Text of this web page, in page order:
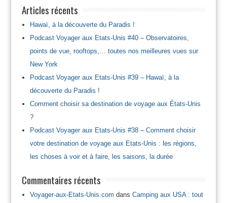
Articles récents
Hawaï, à la découverte du Paradis !
Podcast Voyager aux Etats-Unis #40 – Observatoires,
points de vue, rooftops,… toutes nos meilleures vues sur
New York
Podcast Voyager aux Etats-Unis #39 – Hawaï, à la
découverte du Paradis !
Comment choisir sa destination de voyage aux États-Unis
?
Podcast Voyager aux Etats-Unis #38 – Comment choisir
votre destination de voyage aux Etats-Unis : les régions,
les choses à voir et à faire, les saisons, la durée
Commentaires récents
Voyager-aux-Etats-Unis.com dans Camping aux USA : tout